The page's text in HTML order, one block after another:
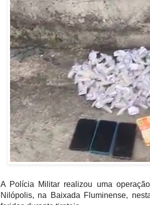
A Polícia Militar realizou uma
Nilópolis, na Baixada Fluminense,